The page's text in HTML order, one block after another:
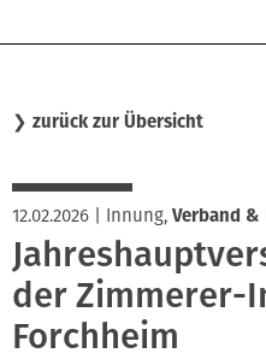
❯ zurück zur Übersicht
12.02.2026 Innung, Verband &
der Zimmerer-
Forchheim